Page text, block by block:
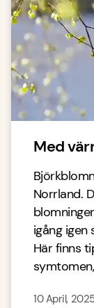
Med
Norrland.
igång igen
Här finns
10 April,